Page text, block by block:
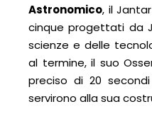
Astronomico, il
cinque progettati da
scienze e delle
al termine, il suo
preciso di 20
servirono alla sua